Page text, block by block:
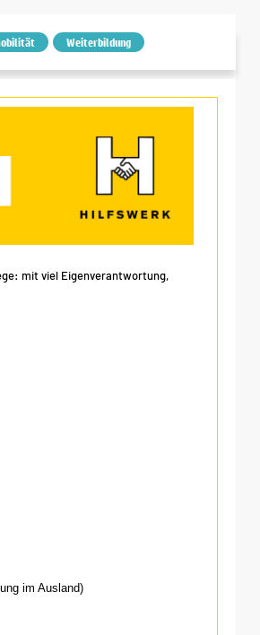
Weiterbildung
mit viel Eigenverantwortung,
im Ausland)